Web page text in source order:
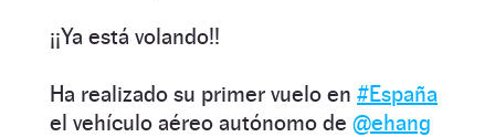
¡¡Ya está volando!!
Ha realizado su primer vuelo en #España
el vehículo aéreo autónomo de @ehang